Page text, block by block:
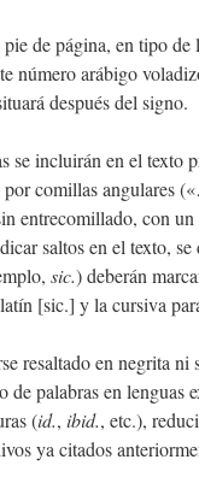
de página, en tipo
número arábigo
después del signo.
se incluirán en el texto
por comillas angulares
entrecomillado, con
saltos en el texto,
sic.) deberán
[sic.] y la cursiva
resaltado en negrita
de palabras en lenguas
(id., ibid., etc.),
ya citados